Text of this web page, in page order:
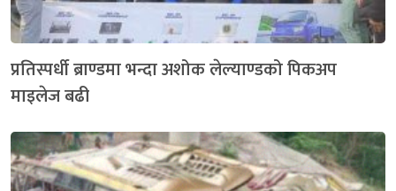
प्रतिस्पर्धी ब्राण्डमा भन्दा अशोक लेल्याण्डको पिकअप
माइलेज बढी